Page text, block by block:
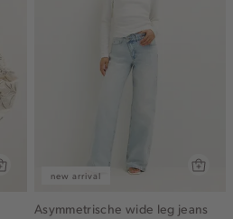
new arrival
Asymmetrische wide leg jeans